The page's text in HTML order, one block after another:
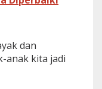
dan
anak kita jadi